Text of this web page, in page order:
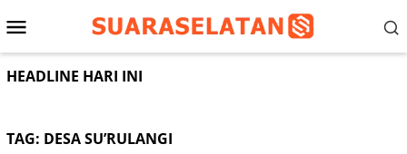
ke
Menu
Mobile
HEADLINE HARI INI
TAG: DESA SU’RULANGI